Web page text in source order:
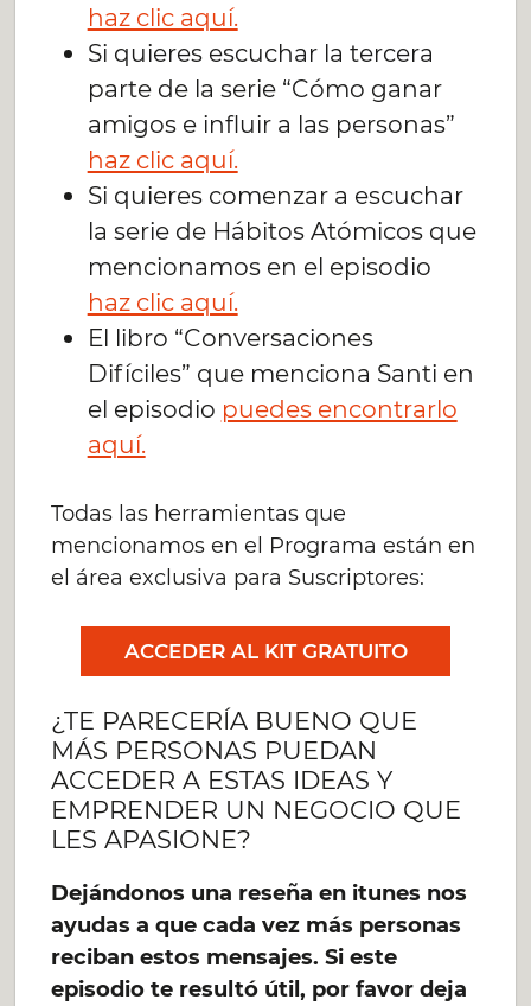
haz clic aquí.
Si quieres escuchar la tercera
parte de la serie “Cómo ganar
amigos e influir a las personas”
haz clic aquí.
Si quieres comenzar a escuchar
la serie de Hábitos Atómicos que
mencionamos en el episodio
haz clic aquí.
El libro “Conversaciones
Difíciles” que menciona Santi en
el episodio puedes encontrarlo
aquí.
Todas las herramientas que
mencionamos en el Programa están en
el área exclusiva para Suscriptores:
ACCEDER AL KIT GRATUITO
¿TE PARECERÍA BUENO QUE
MÁS PERSONAS PUEDAN
ACCEDER A ESTAS IDEAS Y
EMPRENDER UN NEGOCIO QUE
LES APASIONE?
Dejándonos una reseña en itunes nos
ayudas a que cada vez más personas
reciban estos mensajes. Si este
episodio te resultó útil, por favor deja